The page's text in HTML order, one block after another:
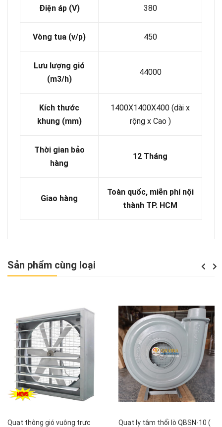
Điện áp (V) 380
Vòng tua (v/p) 450
Lưu lượng gió
(m3/h)
44000
Kích thước
khung (mm)
1400X1400X400 (dài x
rộng x Cao )
Thời gian bảo
hàng
12 Tháng
Giao hàng
Toàn quốc, miễn phí nội
thành TP. HCM
Sản phẩm cùng loại
Quạt thông gió vuông trực
Quạt ly tâm thổi lò QBSN-10 (
Next